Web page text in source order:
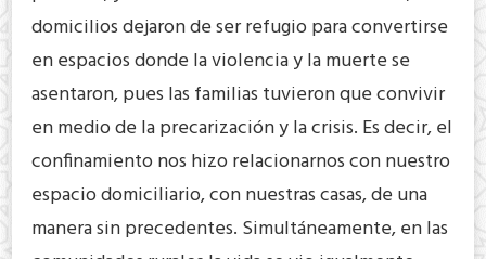
domicilios dejaron de ser refugio para convertirse
en espacios donde la violencia y la muerte se
asentaron, pues las familias tuvieron que convivir
en medio de la precarización y la crisis. Es decir, el
confinamiento nos hizo relacionarnos con nuestro
espacio domiciliario, con nuestras casas, de una
manera sin precedentes. Simultáneamente, en las